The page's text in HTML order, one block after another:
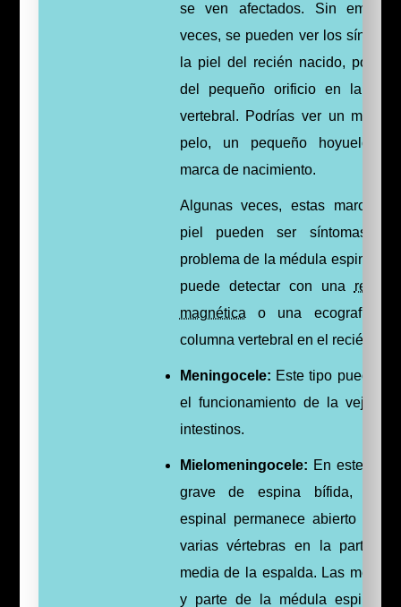
se ven afectados. Sin
veces, se pueden ver los
la piel del recién nacido, por
del pequeño orificio en la
vertebral. Podrías ver un
pelo, un pequeño hoyuelo o
marca de nacimiento.
Algunas veces, estas marcas
piel pueden ser síntomas
problema de la médula espinal
puede detectar con una
magnética o una ecografía
columna vertebral en el recién
Meningocele: Este tipo puede
el funcionamiento de la vejiga
intestinos.
Mielomeningocele: En este tipo
grave de espina bífida, el
espinal permanece abierto junto
varias vértebras en la parte
media de la espalda. Las
y parte de la médula espinal